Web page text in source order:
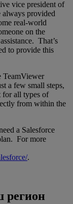
vice president of
always provided
real-world
on the
That’s
to provide this
TeamViewer
a few small steps,
for all types of
from within the
a Salesforce
For more
.
регион